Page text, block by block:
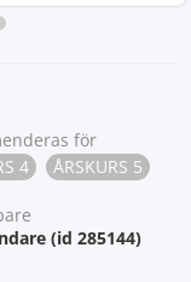
för
4
ÅRSKURS 5
(id 285144)